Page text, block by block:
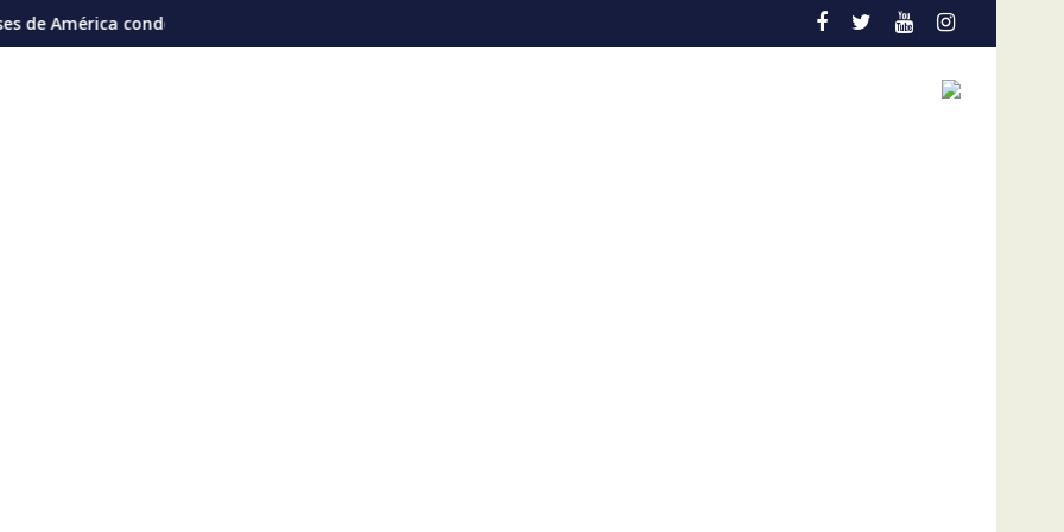
gobernador de la entidad
plan de los Ortega de eliminar elecciones en NicaraguaIngeniero Roberto Vernet: "El sistema eléctrico no se recupera con propaganda ni
OVP: 49 presos han muerto en